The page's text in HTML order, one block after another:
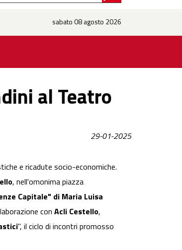
sabato 08 agosto 2026
al Teatro
29-01-2025
e ricadute socio-economiche.
, nell'omonima piazza
Capitale" di Maria Luisa
conAcli Cestello,
", il ciclo di incontri promosso